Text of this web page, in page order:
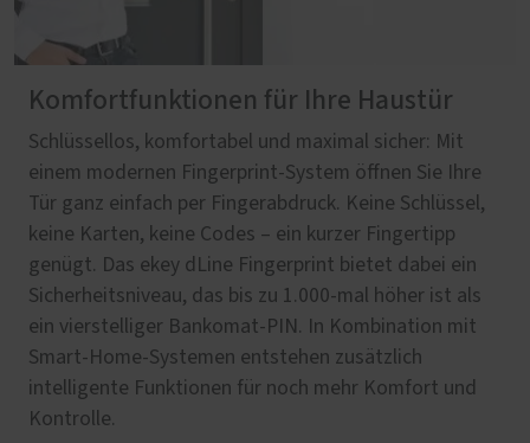
Komfortfunktionen für Ihre Haustür
Schlüssellos, komfortabel und maximal sicher: Mit
einem modernen Fingerprint-System öffnen Sie Ihre
Tür ganz einfach per Fingerabdruck. Keine Schlüssel,
keine Karten, keine Codes – ein kurzer Fingertipp
genügt. Das ekey dLine Fingerprint bietet dabei ein
Sicherheitsniveau, das bis zu 1.000-mal höher ist als
ein vierstelliger Bankomat-PIN. In Kombination mit
Smart-Home-Systemen entstehen zusätzlich
intelligente Funktionen für noch mehr Komfort und
Kontrolle.